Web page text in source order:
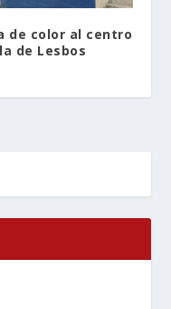
de color al centro
de Lesbos